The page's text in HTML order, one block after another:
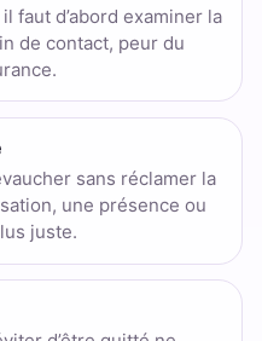
faut d’abord examiner la
de contact, peur du
sans réclamer la
une présence ou
juste.